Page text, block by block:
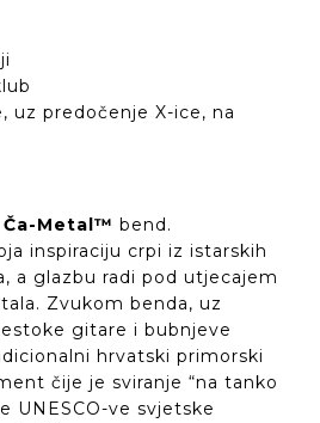
uz predočenje X-ice, na
Ča-Metal™ bend.
inspiraciju crpi iz istarskih
a glazbu radi pod utjecajem
Zvukom benda, uz
gitare i bubnjeve
hrvatski primorski
čije je sviranje “na tanko
UNESCO-ve svjetske